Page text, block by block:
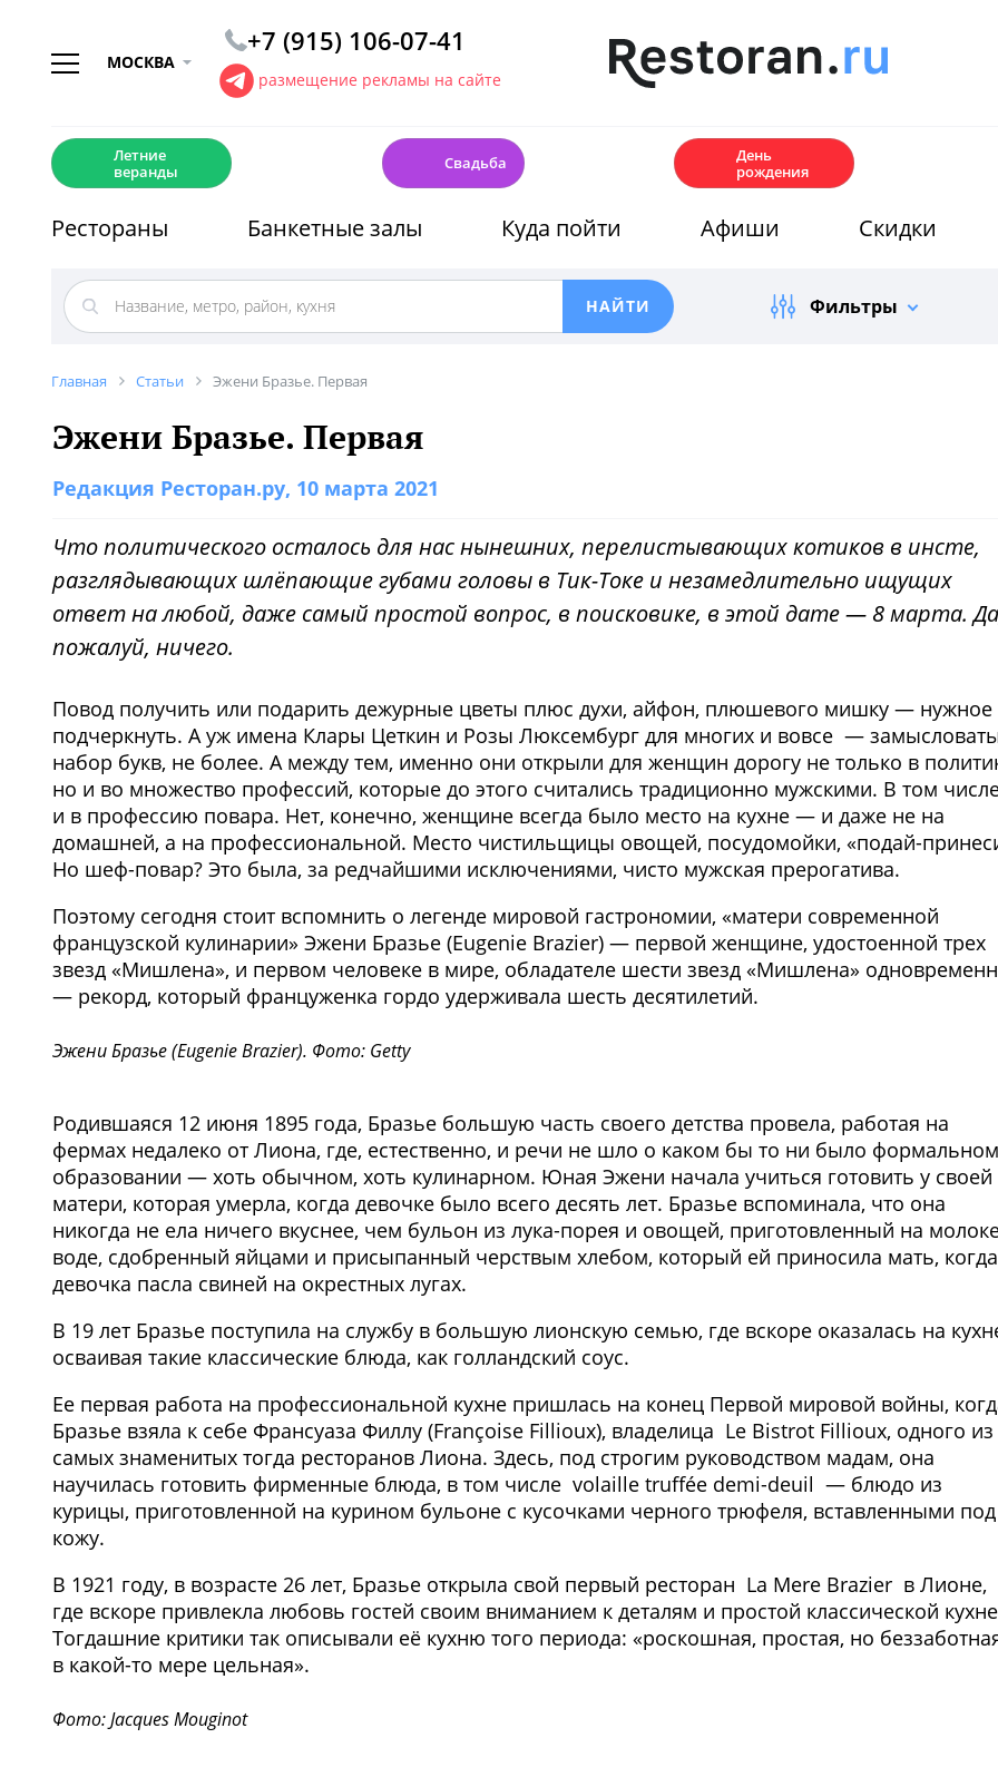
МОСКВА
+7 (915) 106-07-41
размещение рекламы на сайте
Летние
веранды
Свадьба
День
рождения
Рестораны Банкетные залы Куда пойти Афиши Скидки
Фильтры
Главная Статьи Эжени Бразье. Первая
Эжени Бразье. Первая
Редакция Ресторан.ру, 10 марта 2021
Что политического осталось для нас нынешних, перелистывающих котиков в инсте,
разглядывающих шлёпающие губами головы в Тик-Токе и незамедлительно ищущих
ответ на любой, даже самый простой вопрос, в поисковике, в этой дате — 8 марта.
пожалуй, ничего.
Повод получить или подарить дежурные цветы плюс духи, айфон, плюшевого мишку — нужное
подчеркнуть. А уж имена Клары Цеткин и Розы Люксембург для многих и вовсе —
набор букв, не более. А между тем, именно они открыли для женщин дорогу не только в
но и во множество профессий, которые до этого считались традиционно мужскими. В том
и в профессию повара. Нет, конечно, женщине всегда было место на кухне — и даже не на
домашней, а на профессиональной. Место чистильщицы овощей, посудомойки, «подай-
Но шеф-повар? Это была, за редчайшими исключениями, чисто мужская прерогатива.
Поэтому сегодня стоит вспомнить о легенде мировой гастрономии, «матери современной
французской кулинарии» Эжени Бразье (Eugеnie Brazier) — первой женщине, удостоенной трех
звезд «Мишлена», и первом человеке в мире, обладателе шести звезд «Мишлена»
— рекорд, который француженка гордо удерживала шесть десятилетий.
Эжени Бразье (Eugеnie Brazier). Фото: Getty
Родившаяся 12 июня 1895 года, Бразье большую часть своего детства провела, работая на
фермах недалеко от Лиона, где, естественно, и речи не шло о каком бы то ни было формальном
образовании — хоть обычном, хоть кулинарном. Юная Эжени начала учиться готовить у своей
матери, которая умерла, когда девочке было всего десять лет. Бразье вспоминала, что она
никогда не ела ничего вкуснее, чем бульон из лука-порея и овощей, приготовленный на
воде, сдобренный яйцами и присыпанный черствым хлебом, который ей приносила мать, когда
девочка пасла свиней на окрестных лугах.
В 19 лет Бразье поступила на службу в большую лионскую семью, где вскоре оказалась на
осваивая такие классические блюда, как голландский соус.
Ее первая работа на профессиональной кухне пришлась на конец Первой мировой войны,
Бразье взяла к себе Франсуаза Филлу (Françoise Fillioux), владелица Le Bistrot Fillioux, одного из
самых знаменитых тогда ресторанов Лиона. Здесь, под строгим руководством мадам, она
научилась готовить фирменные блюда, в том числе volaille truffée demi-deuil — блюдо из
курицы, приготовленной на курином бульоне с кусочками черного трюфеля, вставленными под
кожу.
В 1921 году, в возрасте 26 лет, Бразье открыла свой первый ресторан La Mere Brazier в Лионе,
где вскоре привлекла любовь гостей своим вниманием к деталям и простой классической
Тогдашние критики так описывали её кухню того периода: «роскошная, простая, но
в какой-то мере цельная».
Фото: Jacques Mouginot